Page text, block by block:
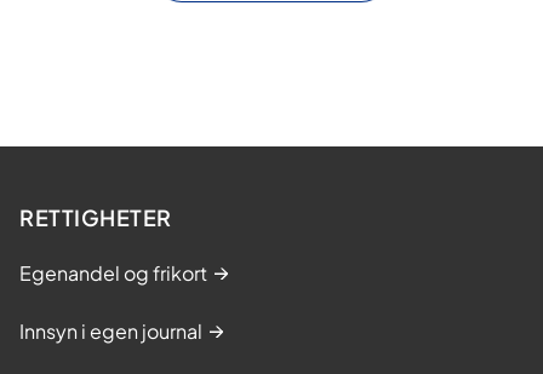
RETTIGHETER
Egenandel og frikort
Innsyn i egen journal